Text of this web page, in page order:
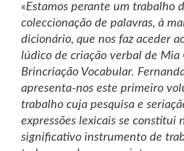
«Estamos perante um trabalho
coleccionação de palavras, à
dicionário, que nos faz aceder
lúdico de criação verbal de Mia
Brincriação Vocabular.
apresenta-nos este primeiro
trabalho cuja pesquisa e
expressões lexicais se constitui
significativo instrumento de